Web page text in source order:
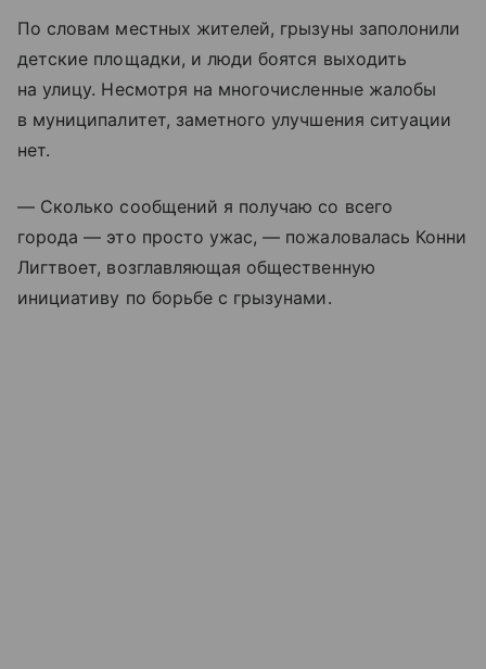
По словам местных жителей, грызуны заполонили
детские площадки, и люди боятся выходить
на улицу. Несмотря на многочисленные жалобы
в муниципалитет, заметного улучшения ситуации
нет.
— Сколько сообщений я получаю со всего
города — это просто ужас, — пожаловалась Конни
Лигтвоет, возглавляющая общественную
инициативу по борьбе с грызунами.